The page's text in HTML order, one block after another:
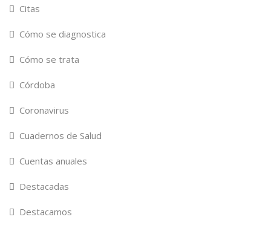
Citas
Cómo se diagnostica
Cómo se trata
Córdoba
Coronavirus
Cuadernos de Salud
Cuentas anuales
Destacadas
Destacamos